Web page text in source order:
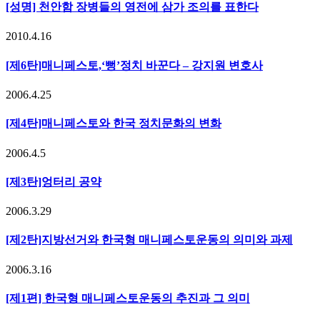
[성명] 천안함 장병들의 영전에 삼가 조의를 표한다
2010.4.16
[제6탄]매니페스토,‘뻥’정치 바꾼다 – 강지원 변호사
2006.4.25
[제4탄]매니페스토와 한국 정치문화의 변화
2006.4.5
[제3탄]엉터리 공약
2006.3.29
[제2탄]지방선거와 한국형 매니페스토운동의 의미와 과제
2006.3.16
[제1편] 한국형 매니페스토운동의 추진과 그 의미